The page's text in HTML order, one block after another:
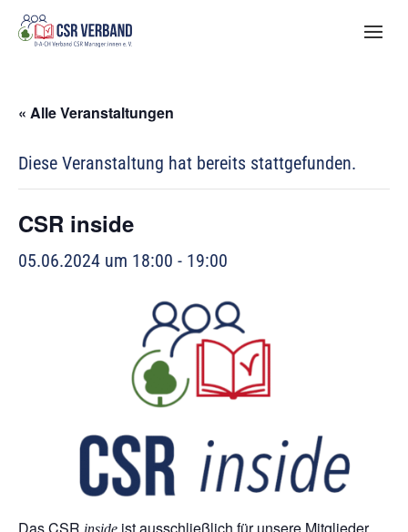
« Alle Veranstaltungen
Diese Veranstaltung hat bereits stattgefunden.
CSR inside
05.06.2024 um 18:00 - 19:00
Das CSR inside ist ausschließlich für unsere Mitglieder